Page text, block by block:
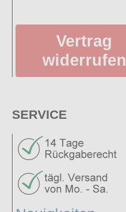
Vertrag
widerrufen
SERVICE